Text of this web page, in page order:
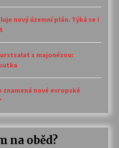
nový územní plán. Týká se i
s majonézou:
znamená nové evropské
na oběd?